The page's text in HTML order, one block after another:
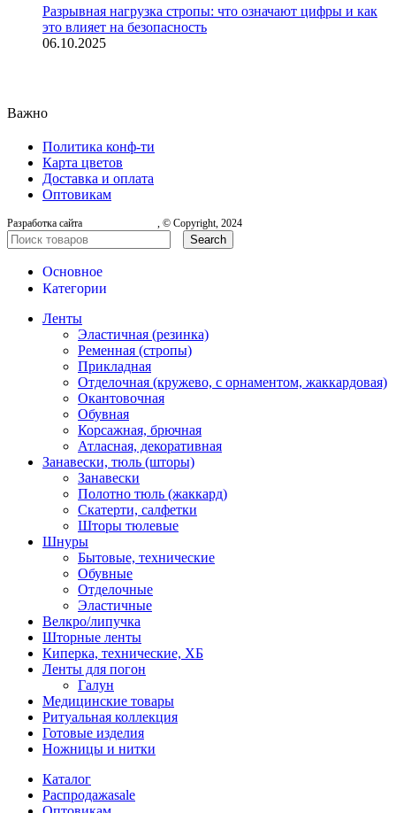
Разрывная нагрузка стропы: что означают цифры и как
это влияет на безопасность
06.10.2025
Важно
Политика конф-ти
Карта цветов
Доставка и оплата
Оптовикам
Разработка сайта , © Copyright, 2024
Search
Основное
Категории
Ленты
Эластичная (резинка)
Ременная (стропы)
Прикладная
Отделочная (кружево, с орнаментом, жаккардовая)
Окантовочная
Обувная
Корсажная, брючная
Атласная, декоративная
Занавески, тюль (шторы)
Занавески
Полотно тюль (жаккард)
Скатерти, салфетки
Шторы тюлевые
Шнуры
Бытовые, технические
Обувные
Отделочные
Эластичные
Велкро/липучка
Шторные ленты
Киперка, технические, ХБ
Ленты для погон
Галун
Медицинские товары
Ритуальная коллекция
Готовые изделия
Ножницы и нитки
Каталог
Распродажаsale